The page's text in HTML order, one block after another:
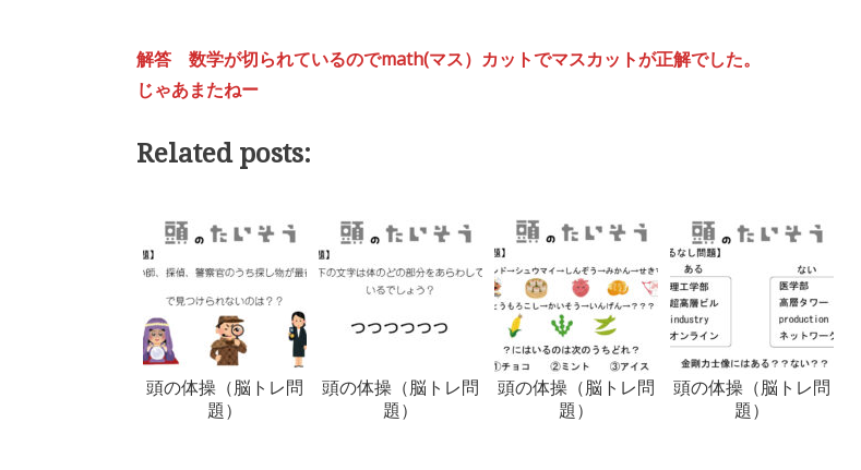
解答 数学が切られているのでmath(マス）カットでマスカットが正解でした。
じゃあまたねー
Related posts:
頭の体操（脳トレ問
題）
頭の体操（脳トレ問
題）
頭の体操（脳トレ問
題）
頭の体操（脳トレ問
題）